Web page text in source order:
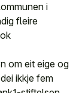
i
fleire
om eit eige og
ikkje fem